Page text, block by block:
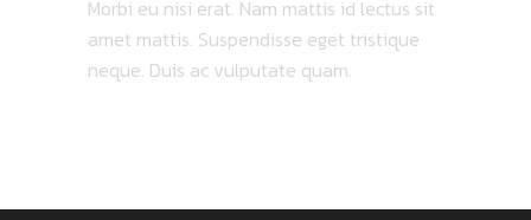
Morbi eu nisi erat. Nam mattis id lectus sit
amet mattis. Suspendisse eget tristique
neque. Duis ac vulputate quam.